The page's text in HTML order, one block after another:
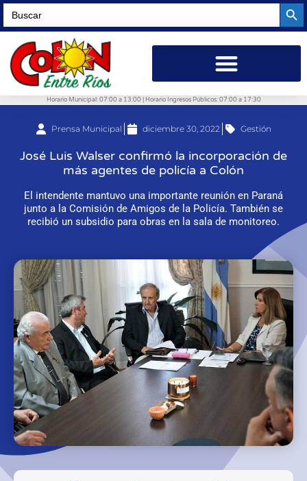
Search
for:
Horario Municipal: 07:00 a 13:00 | Horario Ingresos Públicos: 07:00 a 17:30
Prensa Municipal diciembre 30, 2022 Gestión
José Luis Walser confirmó la incorporación de
más agentes de policía a Colón
El intendente mantuvo una importante reunión en Paraná
junto a la Comisión de Amigos de la Policía. También se
recibió un subsidio para obras en la sala de monitoreo.